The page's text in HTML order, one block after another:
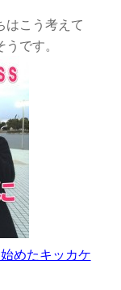
はこう考えて
です。
めたキッカケ